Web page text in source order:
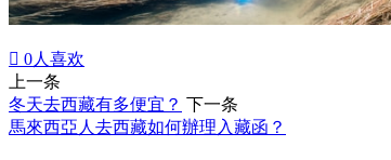
 0人喜欢
上一条
冬天去西藏有多便宜？ 下一条
馬來西亞人去西藏如何辦理入藏函？